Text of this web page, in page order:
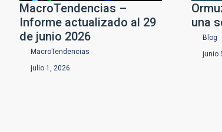
MacroTendencias –
Informe actualizado al 29
de junio 2026
MacroTendencias
julio 1, 2026
una
Blog
junio